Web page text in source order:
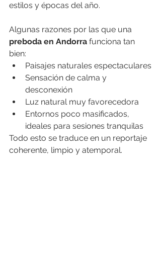
estilos y épocas del año.
Algunas razones por las que una
preboda en Andorra funciona tan
bien:
Paisajes naturales espectaculares
Sensación de calma y
desconexión
Luz natural muy favorecedora
Entornos poco masificados,
ideales para sesiones tranquilas
Todo esto se traduce en un reportaje
coherente, limpio y atemporal.